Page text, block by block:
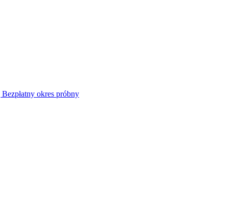
Bezpłatny okres próbny